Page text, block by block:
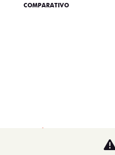
COMPARATIVO
Desacelere. Seu